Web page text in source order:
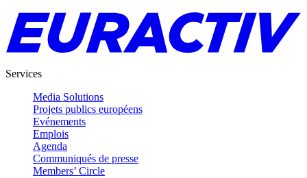
Services
Media Solutions
Projets publics européens
Evénements
Emplois
Agenda
Communiqués de presse
Members’ Circle